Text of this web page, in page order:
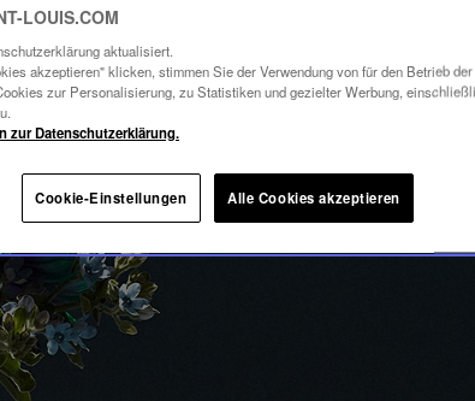
LOUIS.COM
aktualisiert.
akzeptieren" klicken, stimmen Sie der Verwendung von für den Betrieb
zur Personalisierung, zu Statistiken und gezielter Werbung,
zur Datenschutzerklärung.
Cookie-Einstellungen Alle Cookies akzeptieren